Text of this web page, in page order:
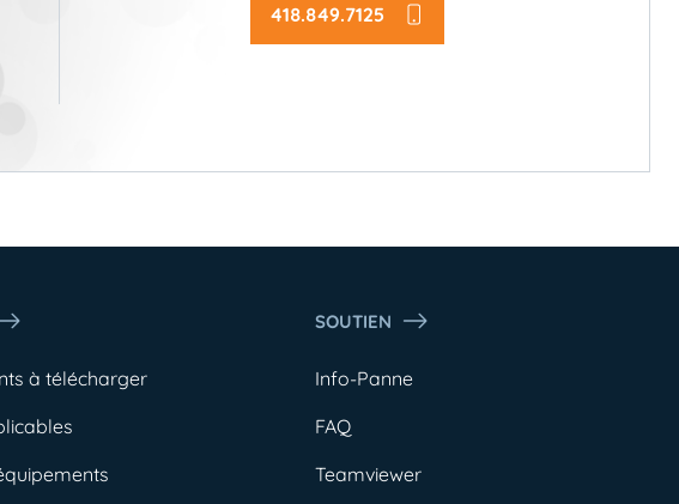
418.849.7125
à télécharger
SOUTIEN
Info-Panne
FAQ
Teamviewer